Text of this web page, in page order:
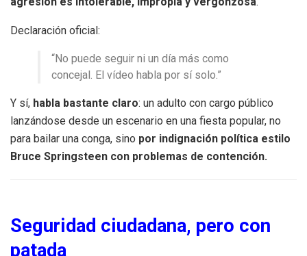
Declaración oficial:
“No puede seguir ni un día más como
concejal. El vídeo habla por sí solo.”
Y sí, habla bastante claro: un adulto con cargo público
lanzándose desde un escenario en una fiesta popular, no
para bailar una conga, sino por indignación política estilo
Bruce Springsteen con problemas de contención.
Seguridad ciudadana, pero con
patada